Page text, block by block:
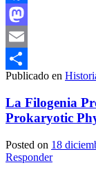
Facebook
Mastodon
Email
Compartir
Publicado en
La Filogenia
Prokaryotic
Posted on 18
Responder